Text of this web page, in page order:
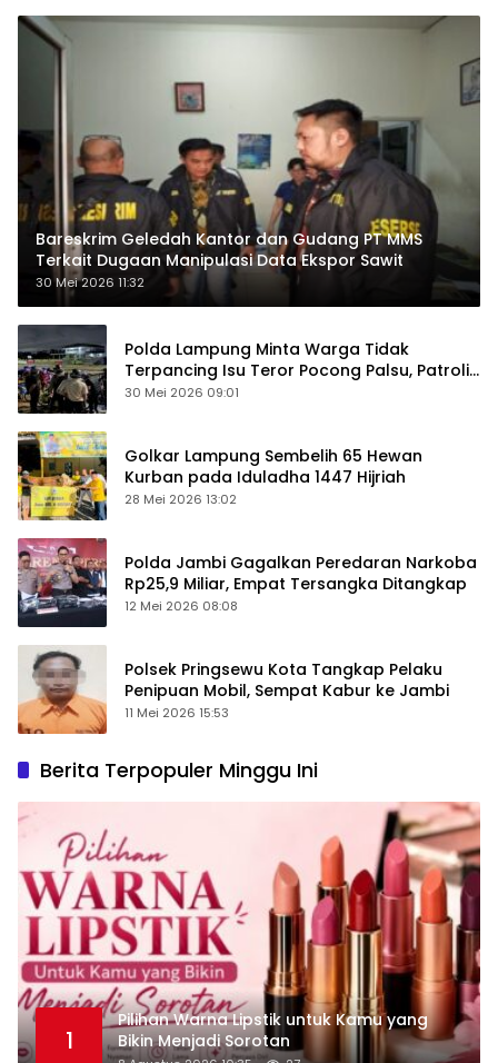
Bareskrim Geledah Kantor dan Gudang PT MMS
Terkait Dugaan Manipulasi Data Ekspor Sawit
30 Mei 2026 11:32
Polda Lampung Minta Warga Tidak
Terpancing Isu Teror Pocong Palsu, Patroli
Keamanan Ditingkatkan
30 Mei 2026 09:01
Golkar Lampung Sembelih 65 Hewan
Kurban pada Iduladha 1447 Hijriah
28 Mei 2026 13:02
Polda Jambi Gagalkan Peredaran Narkoba
Rp25,9 Miliar, Empat Tersangka Ditangkap
12 Mei 2026 08:08
Polsek Pringsewu Kota Tangkap Pelaku
Penipuan Mobil, Sempat Kabur ke Jambi
11 Mei 2026 15:53
Berita Terpopuler Minggu Ini
1
Pilihan Warna Lipstik untuk Kamu yang
Bikin Menjadi Sorotan